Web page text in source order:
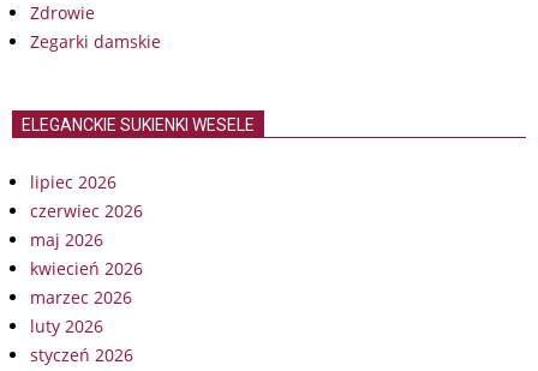
Zdrowie
Zegarki damskie
ELEGANCKIE SUKIENKI WESELE
lipiec 2026
czerwiec 2026
maj 2026
kwiecień 2026
marzec 2026
luty 2026
styczeń 2026